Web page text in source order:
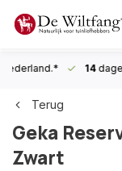
14
Terug
Geka
Zwart